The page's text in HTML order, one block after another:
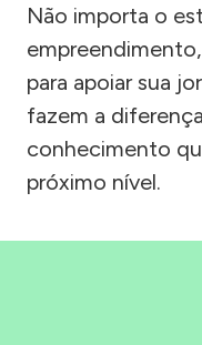
Não importa o
para apoiar sua
fazem a
conhecimento
próximo nível.